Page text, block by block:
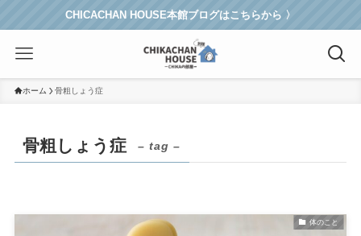
CHICACHAN HOUSE本館ブログはこちらから 〉
ホーム 骨粗しょう症
骨粗しょう症 – tag –
体のこと